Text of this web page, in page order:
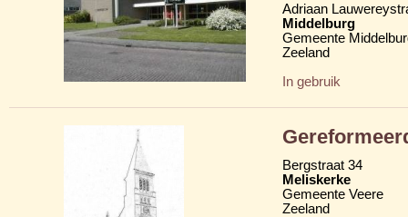
Adriaan
Middelburg
Gemeente
Zeeland
In gebruik
Bergstraat 34
Meliskerke
Gemeente Veere
Zeeland